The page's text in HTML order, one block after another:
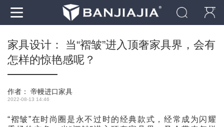
家具设计： 当“褶皱”进入顶奢家具界，会有
怎样的惊艳感呢？
作者： 帝幔进口家具
2022-08-13 14:46
“褶皱”在时尚圈是永不过时的经典款式，经常成为闪耀